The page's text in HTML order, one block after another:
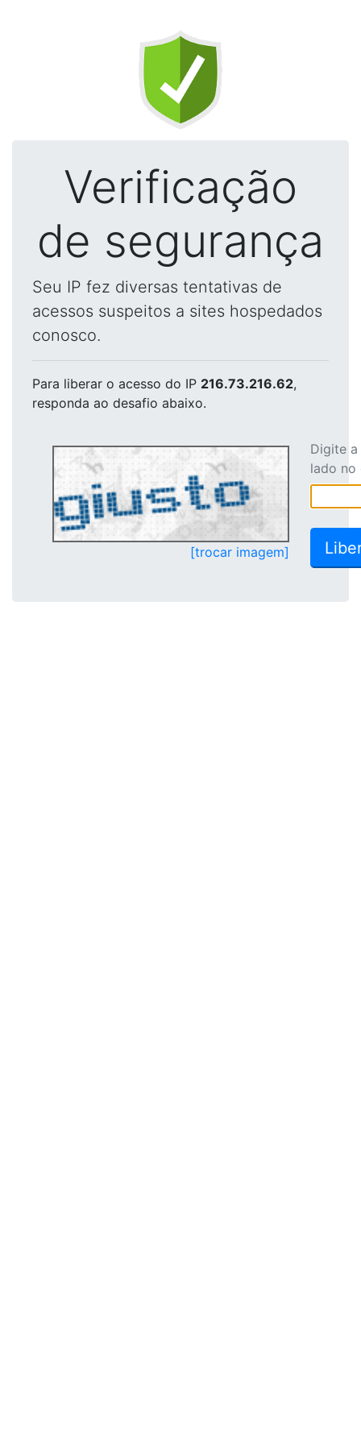
Verificação
de segurança
Seu IP fez diversas tentativas de
acessos suspeitos a sites hospedados
conosco.
Para liberar o acesso do IP 216.73.216.62,
responda ao desafio abaixo.
[trocar imagem]
Digite
lado no